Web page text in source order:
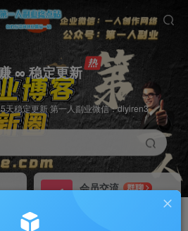
∞ 稳定更新
天稳定更新 第一人副业微信：diyiren3
会员交流
群聊